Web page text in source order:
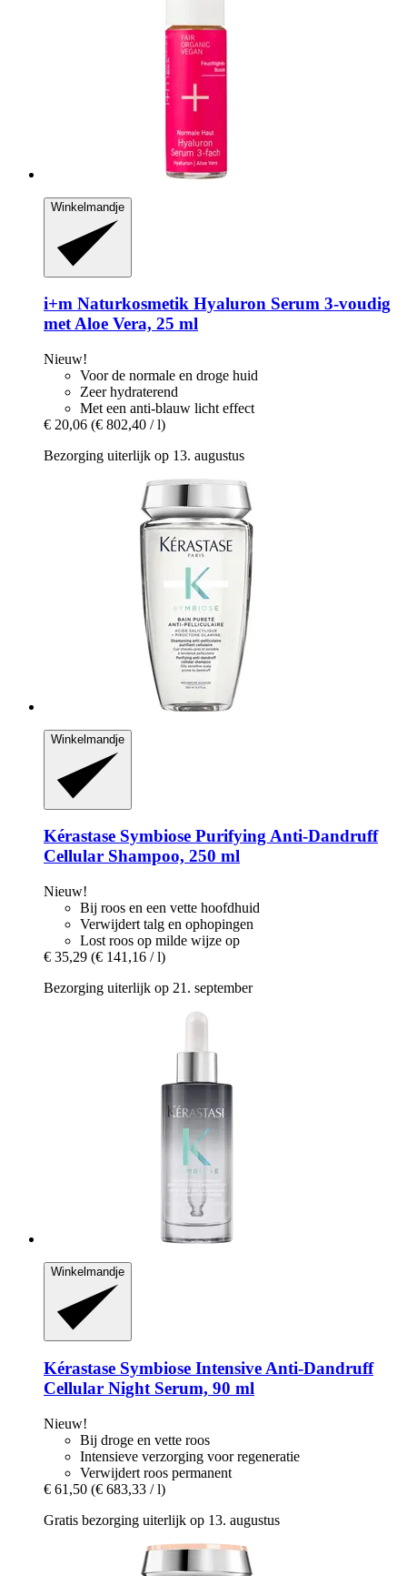
Winkelmandje
i+m Naturkosmetik Hyaluron Serum 3-​voudig
met Aloe Vera, 25 ml
Nieuw!
Voor de normale en droge huid
Zeer hydraterend
Met een anti-blauw licht effect
€ 20,06 (€ 802,40 / l)
Bezorging uiterlijk op 13. augustus
Winkelmandje
Kérastase Symbiose Purifying Anti-​Dandruff
Cellular Shampoo, 250 ml
Nieuw!
Bij roos en een vette hoofdhuid
Verwijdert talg en ophopingen
Lost roos op milde wijze op
€ 35,29 (€ 141,16 / l)
Bezorging uiterlijk op 21. september
Winkelmandje
Kérastase Symbiose Intensive Anti-​Dandruff
Cellular Night Serum, 90 ml
Nieuw!
Bij droge en vette roos
Intensieve verzorging voor regeneratie
Verwijdert roos permanent
€ 61,50 (€ 683,33 / l)
Gratis bezorging uiterlijk op 13. augustus